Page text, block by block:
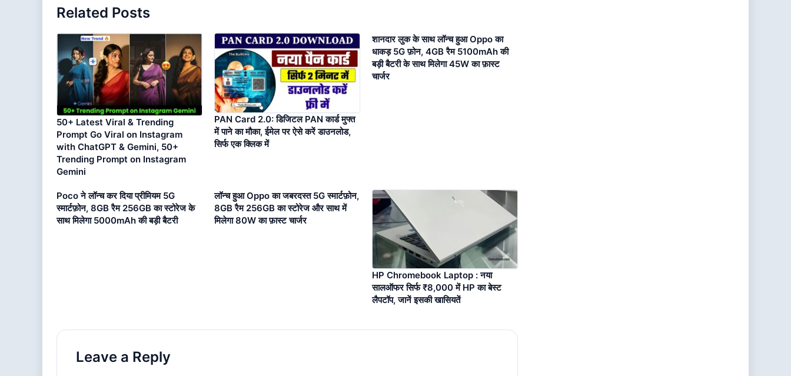
Related Posts
50+ Latest Viral & Trending
Prompt Go Viral on Instagram
with ChatGPT & Gemini, 50+
Trending Prompt on Instagram
Gemini
PAN Card 2.0: डिजिटल PAN कार्ड मुफ्त
में पाने का मौका, ईमेल पर ऐसे करें डाउनलोड,
सिर्फ एक क्लिक में
शानदार लुक के साथ लॉन्च हुआ Oppo का
धाकड़ 5G फ़ोन, 4GB रैम 5100mAh की
बड़ी बैटरी के साथ मिलेगा 45W का फ़ास्ट
चार्जर
Poco ने लॉन्च कर दिया प्रीमियम 5G
स्मार्टफ़ोन, 8GB रैम 256GB का स्टोरेज के
साथ मिलेगा 5000mAh की बड़ी बैटरी
लॉन्च हुआ Oppo का जबरदस्त 5G स्मार्टफ़ोन,
8GB रैम 256GB का स्टोरेज और साथ में
मिलेगा 80W का फ़ास्ट चार्जर
HP Chromebook Laptop : नया
सालऑफर सिर्फ ₹8,000 में HP का बेस्ट
लैपटॉप, जानें इसकी खासियतें
Leave a Reply